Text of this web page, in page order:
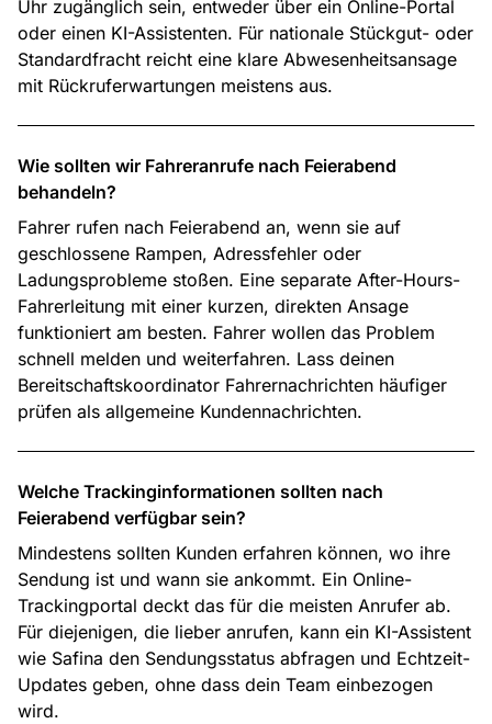
Uhr zugänglich sein, entweder über ein Online-Portal
oder einen KI-Assistenten. Für nationale Stückgut- oder
Standardfracht reicht eine klare Abwesenheitsansage
mit Rückruferwartungen meistens aus.
Wie sollten wir Fahreranrufe nach Feierabend
behandeln?
Fahrer rufen nach Feierabend an, wenn sie auf
geschlossene Rampen, Adressfehler oder
Ladungsprobleme stoßen. Eine separate After-Hours-
Fahrerleitung mit einer kurzen, direkten Ansage
funktioniert am besten. Fahrer wollen das Problem
schnell melden und weiterfahren. Lass deinen
Bereitschaftskoordinator Fahrernachrichten häufiger
prüfen als allgemeine Kundennachrichten.
Welche Trackinginformationen sollten nach
Feierabend verfügbar sein?
Mindestens sollten Kunden erfahren können, wo ihre
Sendung ist und wann sie ankommt. Ein Online-
Trackingportal deckt das für die meisten Anrufer ab.
Für diejenigen, die lieber anrufen, kann ein KI-Assistent
wie Safina den Sendungsstatus abfragen und Echtzeit-
Updates geben, ohne dass dein Team einbezogen
wird.